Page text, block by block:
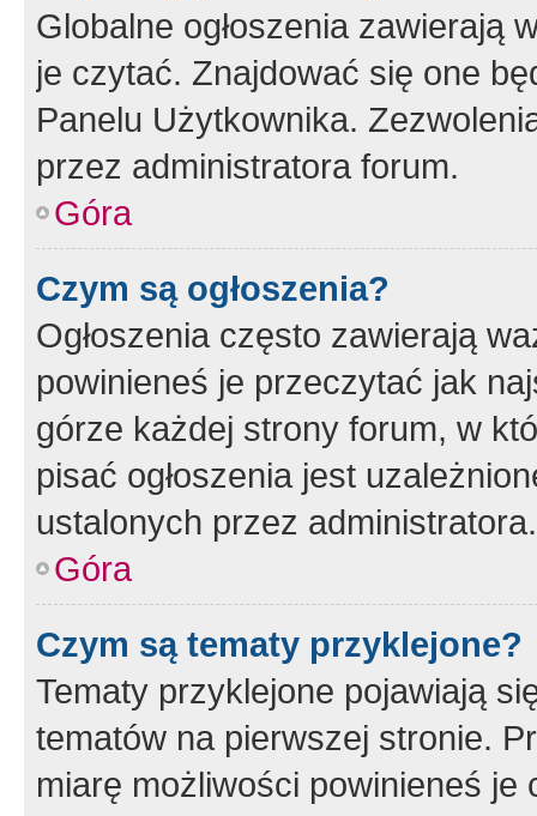
Globalne ogłoszenia zawierają
je czytać. Znajdować się one
Panelu Użytkownika.
przez administratora forum.
Góra
Czym są ogłoszenia?
Ogłoszenia często zawierają
powinieneś je przeczytać jak
górze każdej strony forum, w
pisać ogłoszenia jest
ustalonych przez administratora.
Góra
Czym są tematy przyklejone?
Tematy przyklejone pojawiają
tematów na pierwszej stronie.
miarę możliwości powinieneś je